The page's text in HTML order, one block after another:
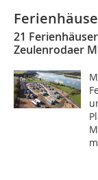
21
Zeulenrodaer